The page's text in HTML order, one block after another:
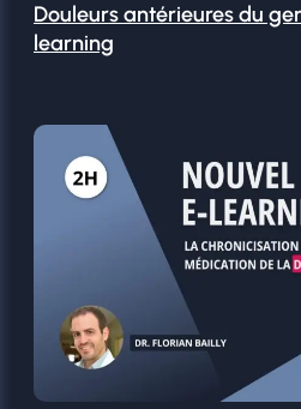
Douleurs antérieures du
learning